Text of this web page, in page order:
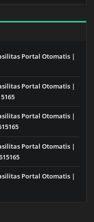
Portal Otomatis |
Portal Otomatis |
Portal Otomatis |
Portal Otomatis |
Portal Otomatis |